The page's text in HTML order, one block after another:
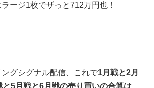
ラージ1枚でザっと712万円也！
ングシグナル配信、これで1月戦と2月
5月戦と6月戦の売り買いの合算は